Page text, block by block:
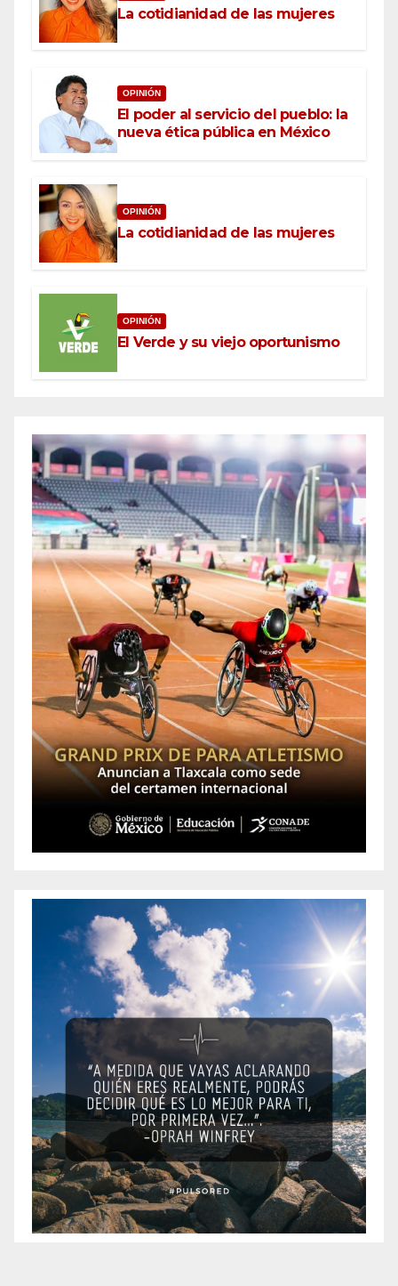
La cotidianidad de las mujeres
OPINIÓN
El poder al servicio del pueblo: la
nueva ética pública en México
OPINIÓN
La cotidianidad de las mujeres
OPINIÓN
El Verde y su viejo oportunismo